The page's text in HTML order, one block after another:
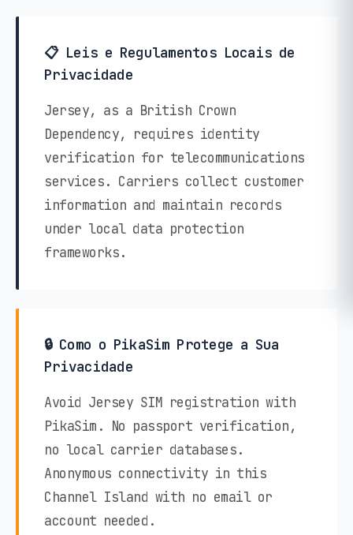
📋 Leis e Regulamentos Locais de
Privacidade
Jersey, as a British Crown
Dependency, requires identity
verification for telecommunications
services. Carriers collect customer
information and maintain records
under local data protection
frameworks.
🔒 Como o PikaSim Protege a Sua
Privacidade
Avoid Jersey SIM registration with
PikaSim. No passport verification,
no local carrier databases.
Anonymous connectivity in this
Channel Island with no email or
account needed.